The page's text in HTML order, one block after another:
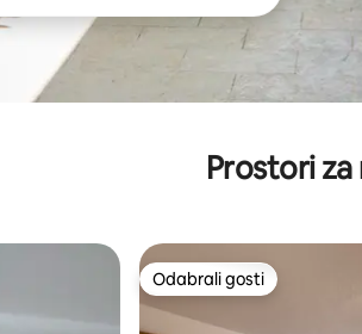
Prostori
Odabrali gosti
Odabrali gosti